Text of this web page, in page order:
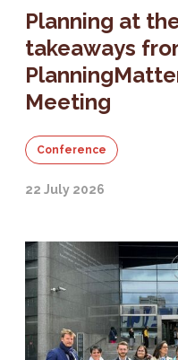
Planning at
takeaways
Meeting
Conference
22 July 2026